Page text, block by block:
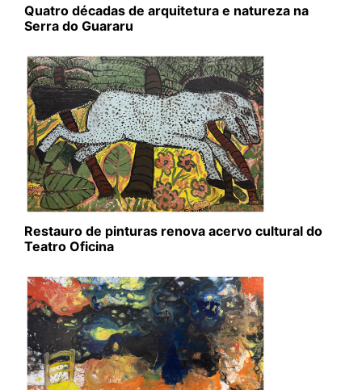
Quatro décadas de arquitetura e natureza na
Serra do Guararu
Restauro de pinturas renova acervo cultural do
Teatro Oficina